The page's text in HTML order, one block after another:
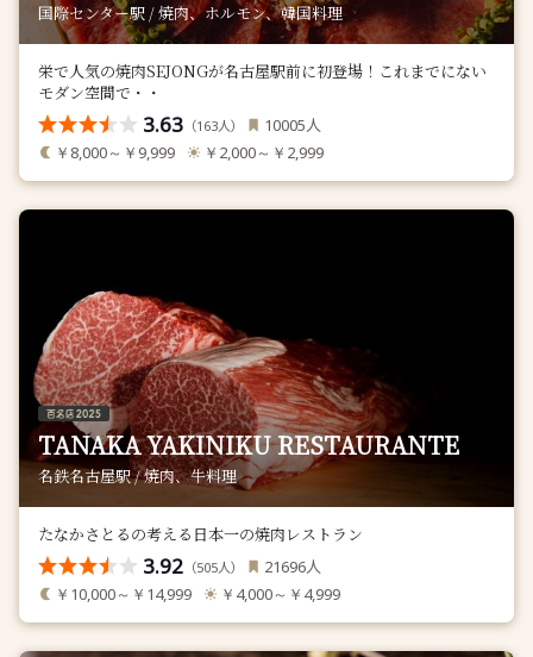
国際センター駅 / 焼肉、ホルモン、韓国料理
栄で人気の焼肉SEJONGが名古屋駅前に初登場！これまでにない
モダン空間で・・
3.63 （163人） 10005人
￥8,000～￥9,999 ￥2,000～￥2,999
TANAKA YAKINIKU RESTAURANTE
名鉄名古屋駅 / 焼肉、牛料理
たなかさとるの考える日本一の焼肉レストラン
3.92 （505人） 21696人
￥10,000～￥14,999 ￥4,000～￥4,999